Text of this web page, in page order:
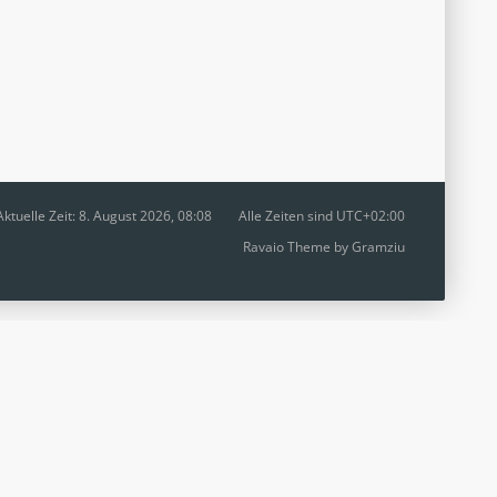
Alle Zeiten sind UTC+02:00
Zeit: 8. August 2026, 08:08
Ravaio Theme byGramziu